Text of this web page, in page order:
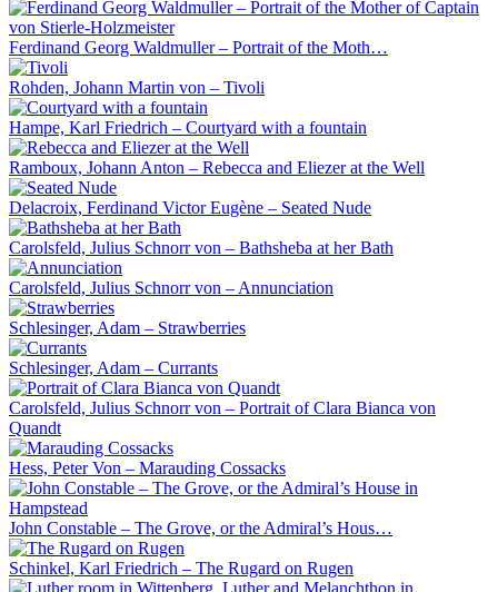
Ferdinand Georg Waldmuller – Portrait of the Moth…
Rohden, Johann Martin von – Tivoli
Hampe, Karl Friedrich – Courtyard with a fountain
Ramboux, Johann Anton – Rebecca and Eliezer at the Well
Delacroix, Ferdinand Victor Eugène – Seated Nude
Carolsfeld, Julius Schnorr von – Bathsheba at her Bath
Carolsfeld, Julius Schnorr von – Annunciation
Schlesinger, Adam – Strawberries
Schlesinger, Adam – Currants
Carolsfeld, Julius Schnorr von – Portrait of Clara Bianca von
Quandt
Hess, Peter Von – Marauding Cossacks
John Constable – The Grove, or the Admiral’s Hous…
Schinkel, Karl Friedrich – The Rugard on Rugen